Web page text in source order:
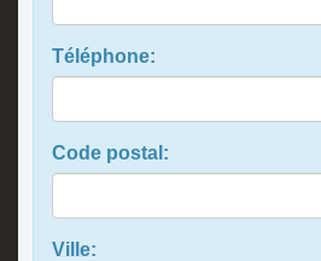
Téléphone:
Code postal:
Ville: